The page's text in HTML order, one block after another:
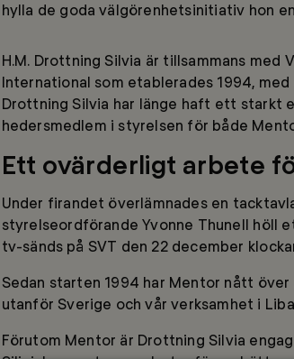
hylla de goda välgörenhetsinitiativ hon
H.M. Drottning Silvia är tillsammans med
International som etablerades 1994,
Drottning Silvia har länge haft ett starkt
hedersmedlem i styrelsen för både
Ett ovärderligt arbete
Under firandet överlämnades en
styrelseordförande Yvonne Thunell höll
tv-sänds på SVT den 22 december
Sedan starten 1994 har Mentor nått över
utanför Sverige och vår verksamhet i
Förutom Mentor är Drottning Silvia